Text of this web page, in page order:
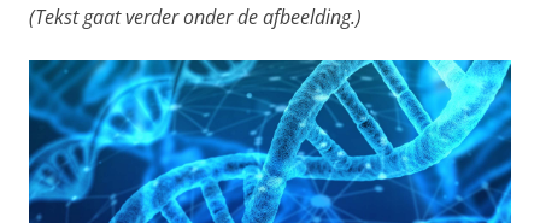
(Tekst gaat verder onder de afbeelding.)